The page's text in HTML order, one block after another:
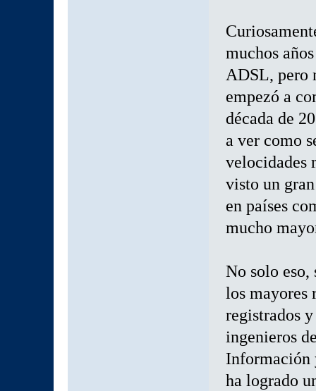
muchos
ADSL, pero
empezó a
década de
a ver como
velocidades
visto un
en países
mucho
No solo eso,
los mayores
registrados
ingenieros
Información
ha logrado